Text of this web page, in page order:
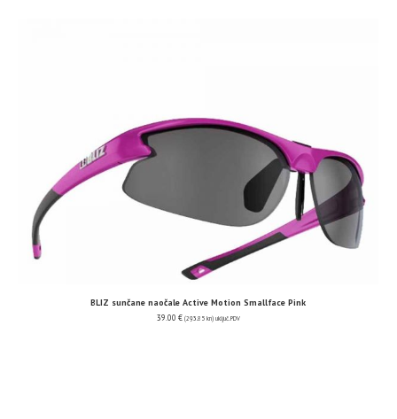
BLIZ sunčane naočale Active Motion Smallface Pink
39.00 € (293.85 kn) uključ. PDV